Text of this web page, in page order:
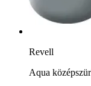
Revell
Aqua